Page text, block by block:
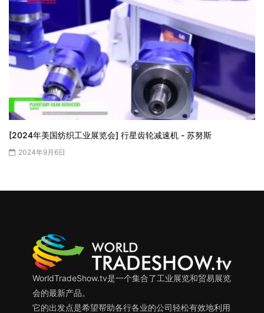
[2024年美国纺织工业展览会] 行星齿轮减速机 - 苏努斯
2024年9月6日
WorldTradeShow.tv是一个集合了工业展览和贸易展览
会的最新产品。
它的出发点是希望帮助各行各业的公司轻松有效地利用